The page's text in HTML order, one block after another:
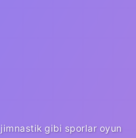
gibi sporlar oyun